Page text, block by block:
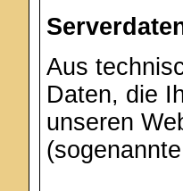
Aus
Daten, die
unseren